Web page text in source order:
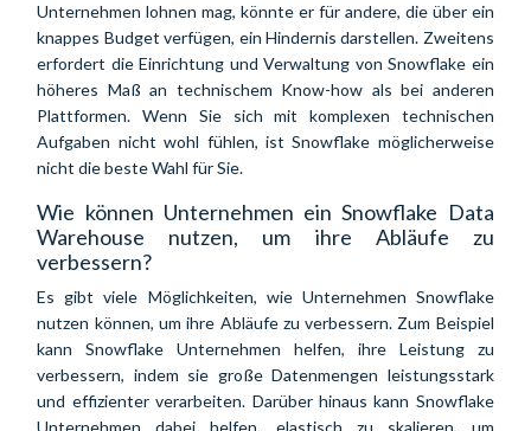
Unternehmen lohnen mag, könnte er für andere, die über ein
knappes Budget verfügen, ein Hindernis darstellen. Zweitens
erfordert die Einrichtung und Verwaltung von Snowflake ein
höheres Maß an technischem Know-how als bei anderen
Plattformen. Wenn Sie sich mit komplexen technischen
Aufgaben nicht wohl fühlen, ist Snowflake möglicherweise
nicht die beste Wahl für Sie.
Wie können Unternehmen ein Snowflake Data
Warehouse nutzen, um ihre Abläufe zu
verbessern?
Es gibt viele Möglichkeiten, wie Unternehmen Snowflake
nutzen können, um ihre Abläufe zu verbessern. Zum Beispiel
kann Snowflake Unternehmen helfen, ihre Leistung zu
verbessern, indem sie große Datenmengen leistungsstark
und effizienter verarbeiten. Darüber hinaus kann Snowflake